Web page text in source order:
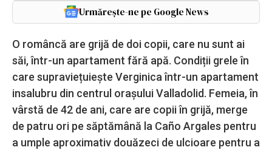
Urmărește-ne pe Google News
O româncă are grijă de doi copii, care nu sunt ai
săi, într-un apartament fără apă. Condiții grele în
care supraviețuiește Verginica într-un apartament
insalubru din centrul orașului Valladolid. Femeia, în
vârstă de 42 de ani, care are copii în grijă, merge
de patru ori pe săptămână la Caño Argales pentru
a umple aproximativ douăzeci de ulcioare pentru a